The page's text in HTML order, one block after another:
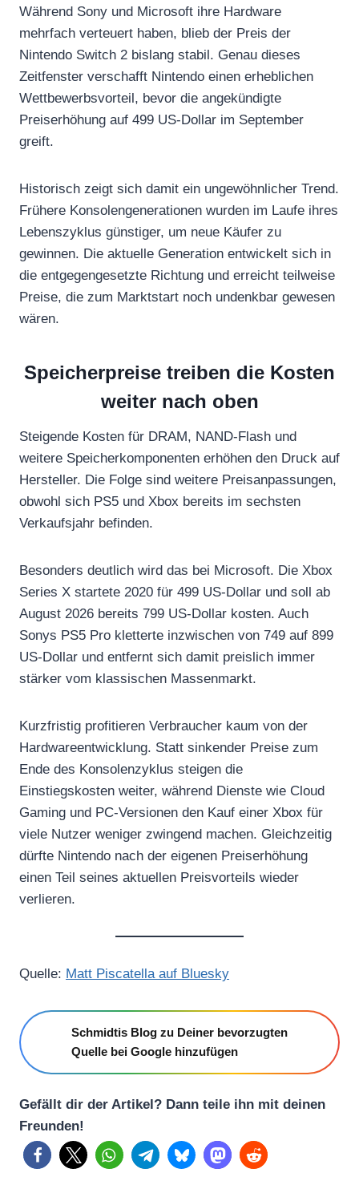
Während Sony und Microsoft ihre Hardware
mehrfach verteuert haben, blieb der Preis der
Nintendo Switch 2 bislang stabil. Genau dieses
Zeitfenster verschafft Nintendo einen erheblichen
Wettbewerbsvorteil, bevor die angekündigte
Preiserhöhung auf 499 US-Dollar im September
greift.
Historisch zeigt sich damit ein ungewöhnlicher Trend.
Frühere Konsolengenerationen wurden im Laufe ihres
Lebenszyklus günstiger, um neue Käufer zu
gewinnen. Die aktuelle Generation entwickelt sich in
die entgegengesetzte Richtung und erreicht teilweise
Preise, die zum Marktstart noch undenkbar gewesen
wären.
Speicherpreise treiben die Kosten
weiter nach oben
Steigende Kosten für DRAM, NAND-Flash und
weitere Speicherkomponenten erhöhen den Druck auf
Hersteller. Die Folge sind weitere Preisanpassungen,
obwohl sich PS5 und Xbox bereits im sechsten
Verkaufsjahr befinden.
Besonders deutlich wird das bei Microsoft. Die Xbox
Series X startete 2020 für 499 US-Dollar und soll ab
August 2026 bereits 799 US-Dollar kosten. Auch
Sonys PS5 Pro kletterte inzwischen von 749 auf 899
US-Dollar und entfernt sich damit preislich immer
stärker vom klassischen Massenmarkt.
Kurzfristig profitieren Verbraucher kaum von der
Hardwareentwicklung. Statt sinkender Preise zum
Ende des Konsolenzyklus steigen die
Einstiegskosten weiter, während Dienste wie Cloud
Gaming und PC-Versionen den Kauf einer Xbox für
viele Nutzer weniger zwingend machen. Gleichzeitig
dürfte Nintendo nach der eigenen Preiserhöhung
einen Teil seines aktuellen Preisvorteils wieder
verlieren.
Quelle: Matt Piscatella auf Bluesky
Schmidtis Blog zu Deiner bevorzugten
Quelle bei Google hinzufügen
Gefällt dir der Artikel? Dann teile ihn mit deinen
Freunden!